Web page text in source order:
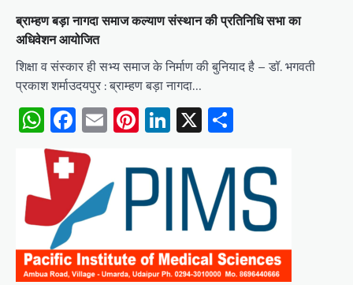
ब्राम्हण बड़ा नागदा समाज कल्याण संस्थान की प्रतिनिधि सभा का
अधिवेशन आयोजित
शिक्षा व संस्कार ही सभ्य समाज के निर्माण की बुनियाद है – डॉ. भगवती
प्रकाश शर्माउदयपुर : ब्राम्हण बड़ा नागदा…
WhatsApp
Facebook
EmailPinterest
LinkedIn
X